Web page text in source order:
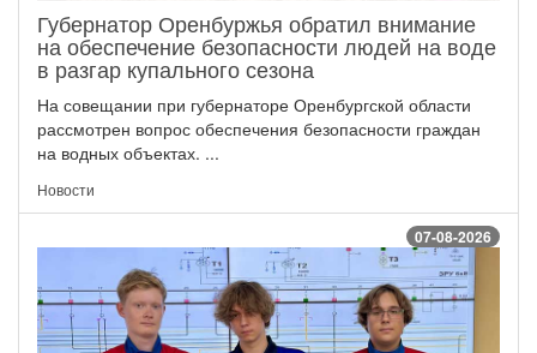
Губернатор Оренбуржья обратил внимание
на обеспечение безопасности людей на воде
в разгар купального сезона
На совещании при губернаторе Оренбургской области
рассмотрен вопрос обеспечения безопасности граждан
на водных объектах. ...
Новости
07-08-2026